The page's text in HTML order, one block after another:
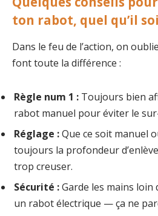
ton rabot, quel qu’il
Dans le feu de l’action, on
font toute la différence :
Règle num 1 : Toujours bien
rabot manuel pour éviter le
Réglage :Que ce soit manuel
toujours la profondeur
trop creuser.
Sécurité :Garde les mains
un rabot électrique — ça ne